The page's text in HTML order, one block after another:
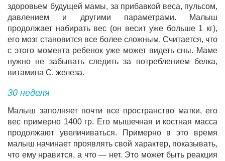
здоровьем будущей мамы, за прибавкой веса, пульсом,
давлением и другими параметрами. Малыш
продолжает набирать вес (он весит уже больше 1 кг),
его мозг становится все более сложным. Считается, что
с этого момента ребенок уже может видеть сны. Маме
нужно не забывать следить за потреблением белка,
витамина С, железа.
30 неделя
Малыш заполняет почти все пространство матки, его
вес примерно 1400 гр. Его мышечная и костная масса
продолжают увеличиваться. Примерно в это время
малыш начинает проявлять свой характер, показывать,
что ему нравится, а что — нет. Это может быть реакция